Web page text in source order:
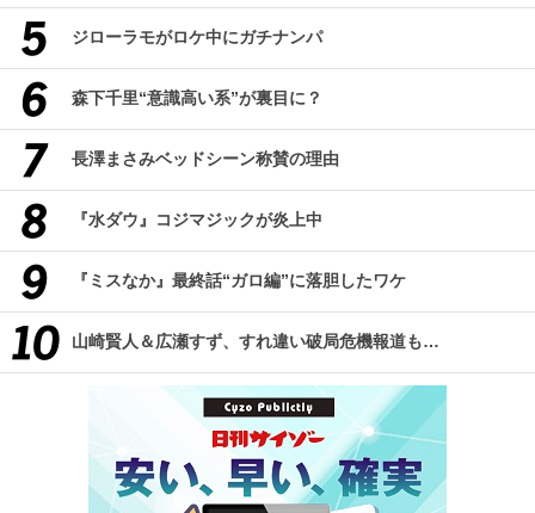
ジローラモがロケ中にガチナンパ
森下千里“意識高い系”が裏目に？
長澤まさみベッドシーン称賛の理由
『水ダウ』コジマジックが炎上中
『ミスなか』最終話“ガロ編”に落胆したワケ
山崎賢人＆広瀬すず、すれ違い破局危機報道も…